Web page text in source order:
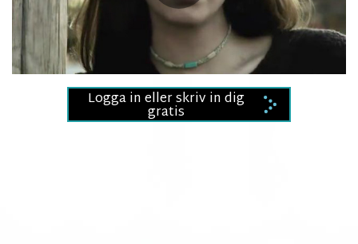
Play
Video
Logga in eller skriv in dig
gratis